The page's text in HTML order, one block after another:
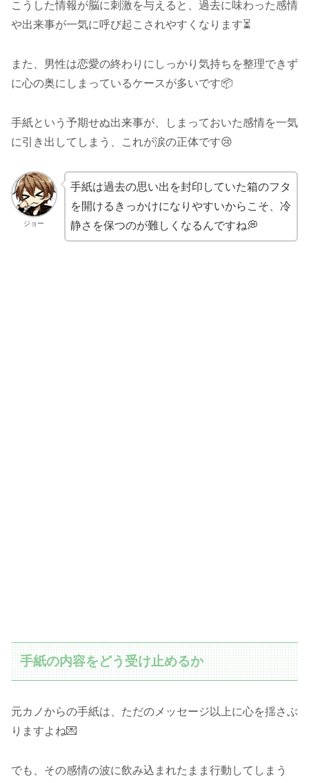
こうした情報が脳に刺激を与えると、過去に味わった感情
や出来事が一気に呼び起こされやすくなります⏳
また、男性は恋愛の終わりにしっかり気持ちを整理できず
に心の奥にしまっているケースが多いです📦
手紙という予期せぬ出来事が、しまっておいた感情を一気
に引き出してしまう、これが涙の正体です😢
ジョー
手紙は過去の思い出を封印していた箱のフタ
を開けるきっかけになりやすいからこそ、冷
静さを保つのが難しくなるんですね💭
手紙の内容をどう受け止めるか
元カノからの手紙は、ただのメッセージ以上に心を揺さぶ
りますよね💌
でも、その感情の波に飲み込まれたまま行動してしまう